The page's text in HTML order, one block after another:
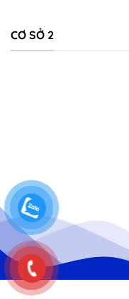
CƠ SỞ 2